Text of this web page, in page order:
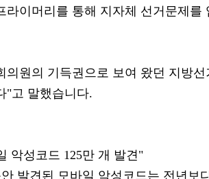
라이머리를 통해 지자체 선거문제를
의원의 기득권으로 보여 왔던 지방선
"고 말했습니다.
악성코드 125만 개 발견"
발견된 모바일 악성코드는 전년보